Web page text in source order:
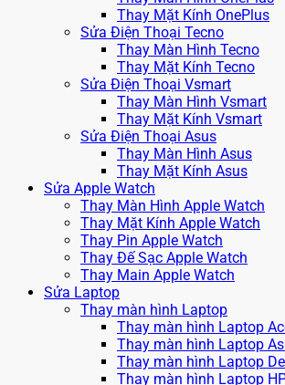
Thay Mặt Kính OnePlus
Sửa Điện Thoại Tecno
Thay Màn Hình Tecno
Thay Mặt Kính Tecno
Sửa Điện Thoại Vsmart
Thay Màn Hình Vsmart
Thay Mặt Kính Vsmart
Sửa Điện Thoại Asus
Thay Màn Hình Asus
Thay Mặt Kính Asus
Sửa Apple Watch
Thay Màn Hình Apple Watch
Thay Mặt Kính Apple Watch
Thay Pin Apple Watch
Thay Đế Sạc Apple Watch
Thay Main Apple Watch
Sửa Laptop
Thay màn hình Laptop
Thay màn hình Laptop
Thay màn hình Laptop
Thay màn hình Laptop Dell
Thay màn hình Laptop